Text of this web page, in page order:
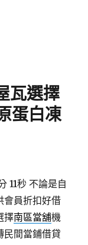
瓦選擇
蛋白凍
11秒 不論是自
會員折扣好借
擇南區當舖機
民間當鋪借貸